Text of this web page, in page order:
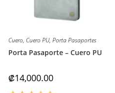
Cuero, Cuero PU,Porta Pasaportes
Porta Pasaporte – Cuero PU
₡14,000.00